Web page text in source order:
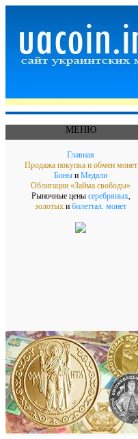
МЕНЮ
Главная
Продажа покупка и обмен монет
Боны и Медали
Облигации «Займа свободы»
Рыночные цены серебряных,
золотых и билеттал. монет